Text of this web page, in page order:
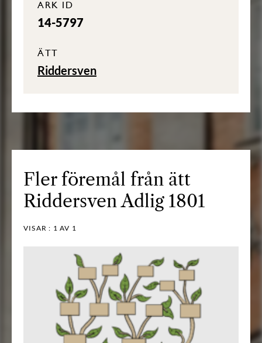
ARK ID
14-5797
ÄTT
Riddersven
Fler föremål från ätt
Riddersven Adlig 1801
VISAR : 1 AV 1